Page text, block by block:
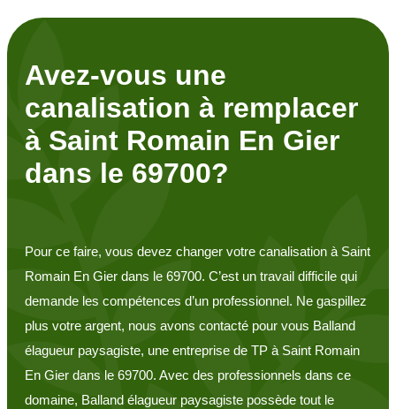
Avez-vous une
canalisation à remplacer
à Saint Romain En Gier
dans le 69700?
Pour ce faire, vous devez changer votre canalisation à Saint
Romain En Gier dans le 69700. C’est un travail difficile qui
demande les compétences d’un professionnel. Ne gaspillez
plus votre argent, nous avons contacté pour vous Balland
élagueur paysagiste, une entreprise de TP à Saint Romain
En Gier dans le 69700. Avec des professionnels dans ce
domaine, Balland élagueur paysagiste possède tout le